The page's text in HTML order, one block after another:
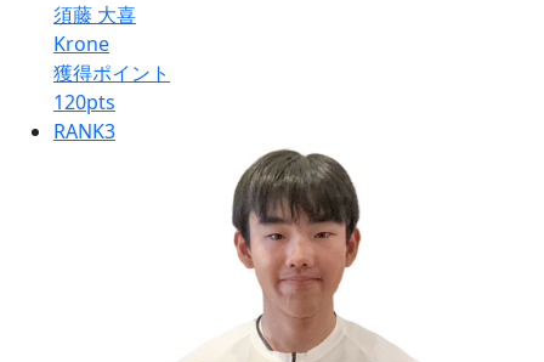
須藤 大喜
Krone
獲得ポイント
120pts
RANK3